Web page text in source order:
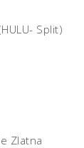
Split)
Zlatna